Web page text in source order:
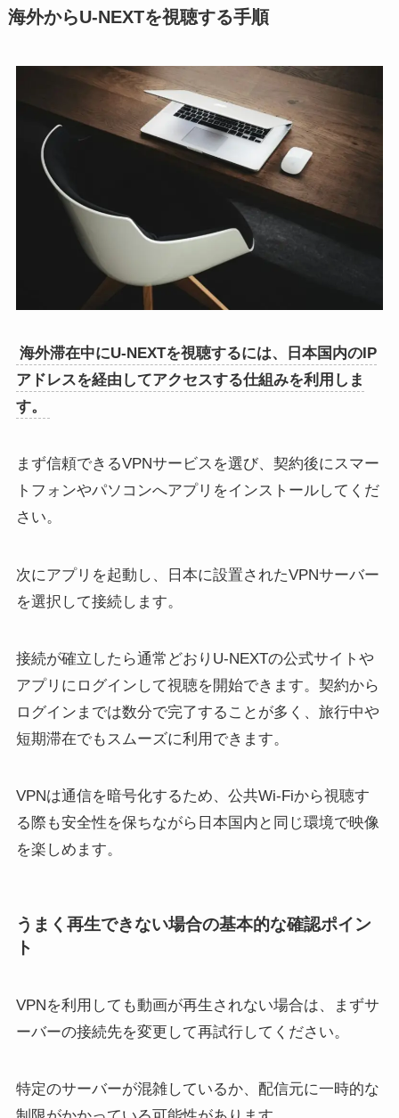
海外からU-NEXTを視聴する手順
海外滞在中にU-NEXTを視聴するには、日本国内のIP
アドレスを経由してアクセスする仕組みを利用しま
す。
まず信頼できるVPNサービスを選び、契約後にスマー
トフォンやパソコンへアプリをインストールしてくだ
さい。
次にアプリを起動し、日本に設置されたVPNサーバー
を選択して接続します。
接続が確立したら通常どおりU-NEXTの公式サイトや
アプリにログインして視聴を開始できます。契約から
ログインまでは数分で完了することが多く、旅行中や
短期滞在でもスムーズに利用できます。
VPNは通信を暗号化するため、公共Wi-Fiから視聴す
る際も安全性を保ちながら日本国内と同じ環境で映像
を楽しめます。
うまく再生できない場合の基本的な確認ポイン
ト
VPNを利用しても動画が再生されない場合は、まずサ
ーバーの接続先を変更して再試行してください。
特定のサーバーが混雑しているか、配信元に一時的な